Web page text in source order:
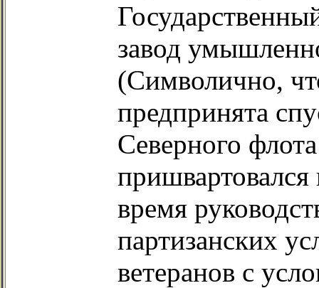
завод
(Символично,
предпринята
Северного
время
партизанских
ветеранов с